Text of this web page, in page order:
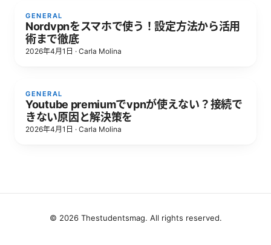
GENERAL
Nordvpnをスマホで使う！設定方法から活用
術まで徹底
2026年4月1日 · Carla Molina
GENERAL
Youtube premiumでvpnが使えない？接続で
きない原因と解決策を
2026年4月1日 · Carla Molina
© 2026 Thestudentsmag. All rights reserved.